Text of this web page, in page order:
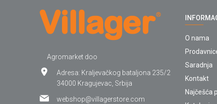
Agromarket doo
Adresa: Kraljevačkog bataljona 235/2
34000 Kragujevac, Srbija
webshop@villagerstore.com
O nama
Saradnja
Kontakt
Najčešća